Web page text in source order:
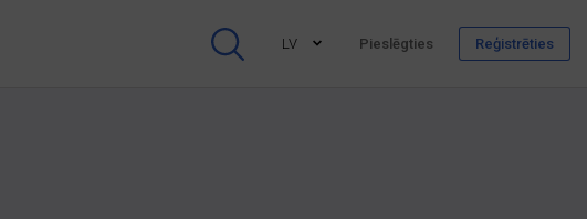
LV Pieslēgties Reģistrēties